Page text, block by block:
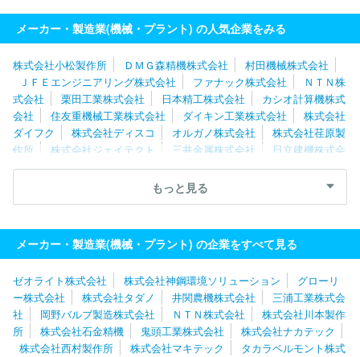
メーカー・製造業(機械・プラント) の人気企業をみる
株式会社小松製作所 ＤＭＧ森精機株式会社
村田機械株式会社
ＪＦＥエンジニアリング株式会社
ファナック株式会社
ＮＴＮ株
式会社
栗田工業株式会社 日本精工株式会社
カシオ計算機株式
会社
住友重機械工業株式会社 ダイキン工業株式会社
株式会社
ダイフク
株式会社ディスコ オルガノ株式会社
株式会社荏原製
作所
株式会社ジェイテクト 三井金属株式会社
日立建機株式会
社
住友金属鉱山株式会社 川崎重工業株式会社
ＴＨＫ株式会
グローリー株式会社
社マキタ
もっと見る
メーカー・製造業(機械・プラント) の企業をすべて見る
ゼオライト株式会社 株式会社神鋼環境ソリューション
グローリ
ー株式会社
株式会社タダノ 井関農機株式会社
三浦工業株式会
社
岡野バルブ製造株式会社 ＮＴＮ株式会社
株式会社川本製作
所
株式会社石金精機 鬼頭工業株式会社
株式会社ナカテック
株式会社西村製作所
株式会社マキテック
タカラベルモント株式